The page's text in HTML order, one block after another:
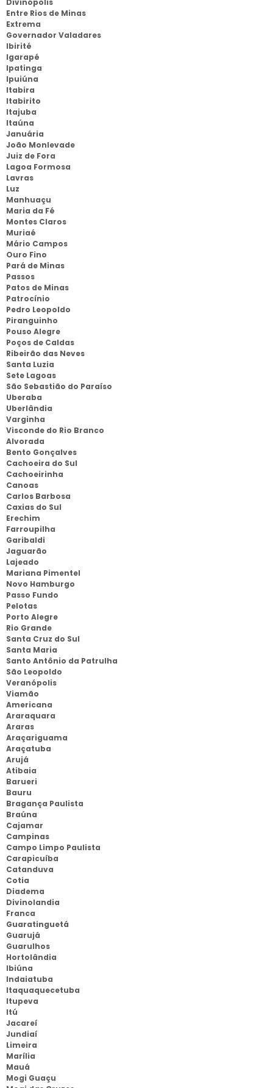
Divinópolis
Entre Rios de Minas
Extrema
Governador Valadares
Ibirité
Igarapé
Ipatinga
Ipuiúna
Itabira
Itabirito
Itajuba
Itaúna
Januária
João Monlevade
Juiz de Fora
Lagoa Formosa
Lavras
Luz
Manhuaçu
Maria da Fé
Montes Claros
Muriaé
Mário Campos
Ouro Fino
Pará de Minas
Passos
Patos de Minas
Patrocínio
Pedro Leopoldo
Piranguinho
Pouso Alegre
Poços de Caldas
Ribeirão das Neves
Santa Luzia
Sete Lagoas
São Sebastião do Paraíso
Uberaba
Uberlândia
Varginha
Visconde do Rio Branco
Alvorada
Bento Gonçalves
Cachoeira do Sul
Cachoeirinha
Canoas
Carlos Barbosa
Caxias do Sul
Erechim
Farroupilha
Garibaldi
Jaguarão
Lajeado
Mariana Pimentel
Novo Hamburgo
Passo Fundo
Pelotas
Porto Alegre
Rio Grande
Santa Cruz do Sul
Santa Maria
Santo Antônio da Patrulha
São Leopoldo
Veranópolis
Viamão
Americana
Araraquara
Araras
Araçariguama
Araçatuba
Arujá
Atibaia
Barueri
Bauru
Bragança Paulista
Braúna
Cajamar
Campinas
Campo Limpo Paulista
Carapicuíba
Catanduva
Cotia
Diadema
Divinolandia
Franca
Guaratinguetá
Guarujá
Guarulhos
Hortolândia
Ibiúna
Indaiatuba
Itaquaquecetuba
Itupeva
Itú
Jacareí
Jundiaí
Limeira
Marília
Mauá
Mogi Guaçu